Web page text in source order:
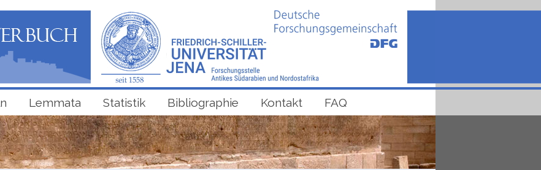
Lemmata Statistik Bibliographie Kontakt FAQ